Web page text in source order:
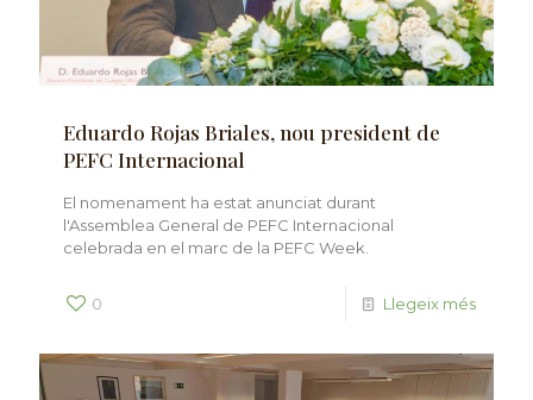
Eduardo Rojas Briales, nou president de
PEFC Internacional
El nomenament ha estat anunciat durant
l'Assemblea General de PEFC Internacional
celebrada en el marc de la PEFC Week.
0 Llegeix més